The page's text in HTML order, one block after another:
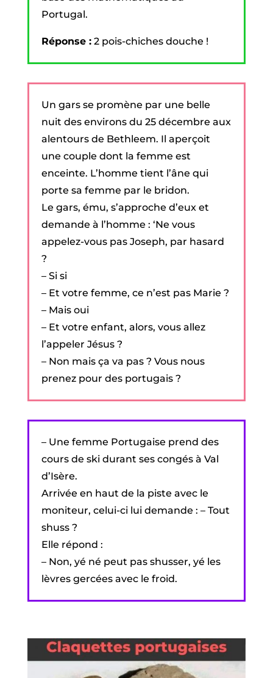
Portugal.
Réponse :2 pois-chiches douche !
Un gars se promène par une belle
nuit des environs du 25 décembre aux
alentours de Bethleem. Il aperçoit
une couple dont la femme est
enceinte. L’homme tient l’âne qui
porte sa femme par le bridon.
Le gars, ému, s’approche d’eux et
demande à l’homme : ‘Ne vous
appelez-vous pas Joseph, par hasard
?
– Si si
– Et votre femme, ce n’est pas Marie ?
– Mais oui
– Et votre enfant, alors, vous allez
l’appeler Jésus ?
– Non mais ça va pas ? Vous nous
prenez pour des portugais ?
– Une femme Portugaise prend des
cours de ski durant ses congés à Val
d’Isère.
Arrivée en haut de la piste avec le
moniteur, celui-ci lui demande : – Tout
shuss ?
Elle répond :
– Non, yé né peut pas shusser, yé les
lèvres gercées avec le froid.